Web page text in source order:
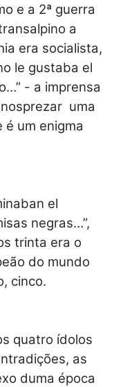
e a 2ª guerra
a
era socialista,
le gustaba el
- a imprensa
uma
um enigma
el
negras…”,
trinta era o
do mundo
cinco.
quatro ídolos
as
duma época